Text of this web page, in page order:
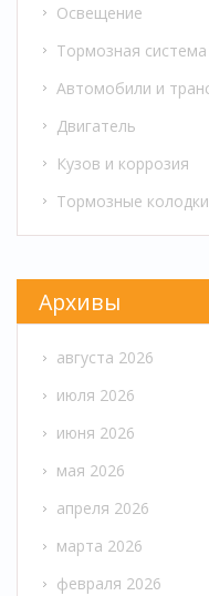
Освещение
Тормозная система
Автомобили и
Двигатель
Кузов и коррозия
Тормозные
Архивы
августа 2026
июля 2026
июня 2026
мая 2026
апреля 2026
марта 2026
февраля 2026